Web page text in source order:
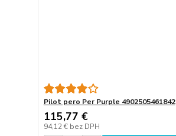
Pilot pero Per Purple 4902505461842
115,77 €
94,12 € bez DPH